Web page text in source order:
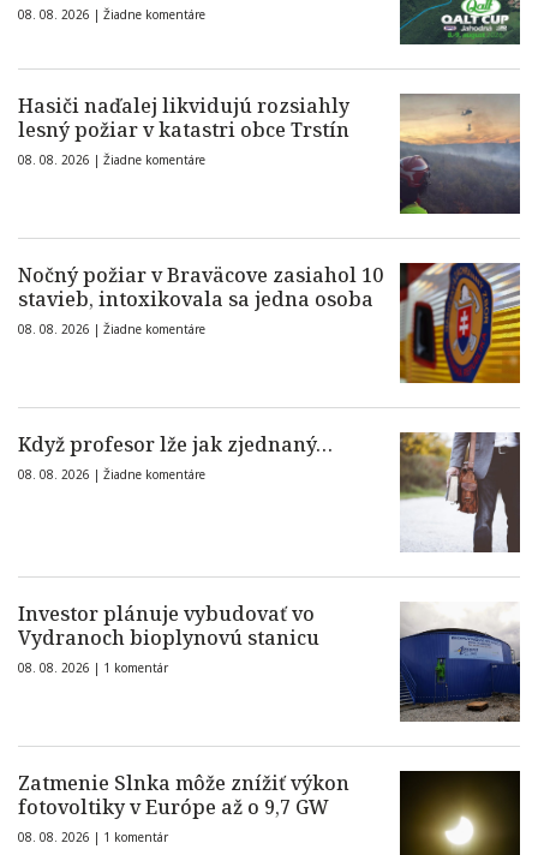
08. 08. 2026 | Žiadne komentáre
Hasiči naďalej likvidujú rozsiahly
lesný požiar v katastri obce Trstín
08. 08. 2026 | Žiadne komentáre
Nočný požiar v Braväcove zasiahol 10
stavieb, intoxikovala sa jedna osoba
08. 08. 2026 | Žiadne komentáre
Když profesor lže jak zjednaný…
08. 08. 2026 | Žiadne komentáre
Investor plánuje vybudovať vo
Vydranoch bioplynovú stanicu
08. 08. 2026 | 1 komentár
Zatmenie Slnka môže znížiť výkon
fotovoltiky v Európe až o 9,7 GW
08. 08. 2026 | 1 komentár